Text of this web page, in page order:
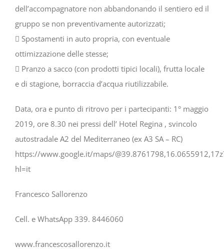
dell’accompagnatore non abbandonando il sentiero ed il
gruppo se non preventivamente autorizzati;
 Spostamenti in auto propria, con eventuale
ottimizzazione delle stesse;
 Pranzo a sacco (con prodotti tipici locali), frutta locale
e di stagione, borraccia d’acqua riutilizzabile.
Data, ora e punto di ritrovo per i partecipanti: 1° maggio
2019, ore 8.30 nei pressi dell’ Hotel Regina , svincolo
autostradale A2 del Mediterraneo (ex A3 SA – RC)
https://www.google.it/maps/
hl=it
Francesco Sallorenzo
Cell. e WhatsApp 339. 8446060
www.francescosallorenzo.it